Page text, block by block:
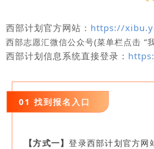
西部计划官方网站： https://
西部志愿汇微信公众号(菜单栏点击 “
西部计划信息系统直接登录：
01 找到报名入口
【方式一】登录西部计划官方